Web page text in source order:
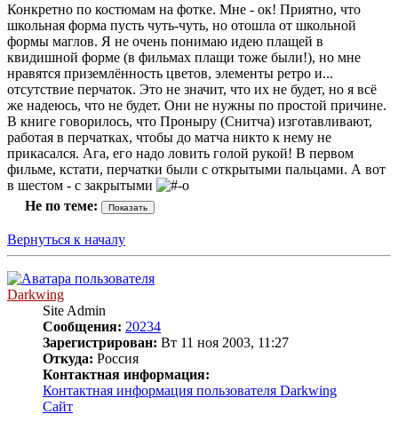
Конкретно по костюмам на фотке. Мне - ок! Приятно, что
школьная форма пусть чуть-чуть, но отошла от школьной
формы маглов. Я не очень понимаю идею плащей в
квидишной форме (в фильмах плащи тоже были!), но мне
нравятся приземлённость цветов, элементы ретро и...
отсутствие перчаток. Это не значит, что их не будет, но я всё
же надеюсь, что не будет. Они не нужны по простой причине.
В книге говорилось, что Проныру (Снитча) изготавливают,
работая в перчатках, чтобы до матча никто к нему не
прикасался. Ага, его надо ловить голой рукой! В первом
фильме, кстати, перчатки были с открытыми пальцами. А вот
в шестом - с закрытыми
Не по теме:
Вернуться к началу
Darkwing
Site Admin
Сообщения: 20234
Зарегистрирован: Вт 11 ноя 2003, 11:27
Откуда: Россия
Контактная информация:
Контактная информация пользователя Darkwing
Сайт